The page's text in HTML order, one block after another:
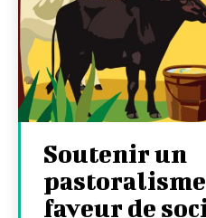
Soutenir un
faveur de